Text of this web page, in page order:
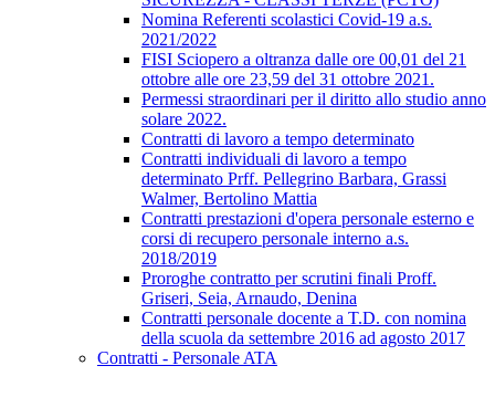
Nomina Referenti scolastici Covid-19 a.s.
2021/2022
FISI Sciopero a oltranza dalle ore 00,01 del 21
ottobre alle ore 23,59 del 31 ottobre 2021.
Permessi straordinari per il diritto allo studio anno
solare 2022.
Contratti di lavoro a tempo determinato
Contratti individuali di lavoro a tempo
determinato Prff. Pellegrino Barbara, Grassi
Walmer, Bertolino Mattia
Contratti prestazioni d'opera personale esterno e
corsi di recupero personale interno a.s.
2018/2019
Proroghe contratto per scrutini finali Proff.
Griseri, Seia, Arnaudo, Denina
Contratti personale docente a T.D. con nomina
della scuola da settembre 2016 ad agosto 2017
Contratti - Personale ATA